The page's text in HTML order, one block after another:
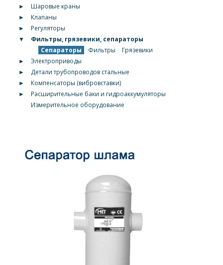
►
Шаровые краны
►
Клапаны
►
Регуляторы
▼
Фильтры, грязевики, сепараторы
Сепараторы
Фильтры
Грязевики
►
Электроприводы
►
Детали трубопроводов стальные
►
Компенсаторы (вибровставки)
►
Расширительные баки и гидроаккумуляторы
Измерительное оборудование